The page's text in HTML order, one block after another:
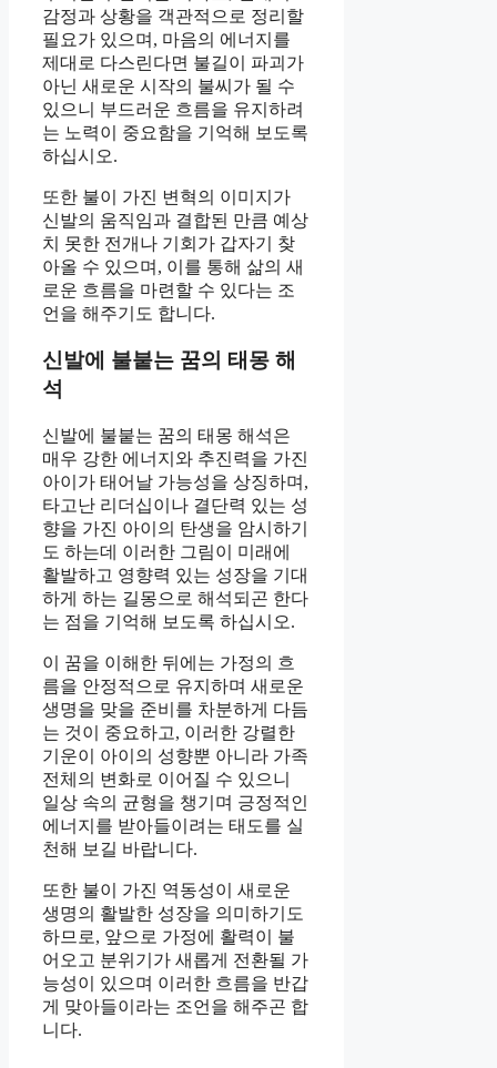
감정과 상황을 객관적으로 정리할
필요가 있으며, 마음의 에너지를
제대로 다스린다면 불길이 파괴가
아닌 새로운 시작의 불씨가 될 수
있으니 부드러운 흐름을 유지하려
는 노력이 중요함을 기억해 보도록
하십시오.
또한 불이 가진 변혁의 이미지가
신발의 움직임과 결합된 만큼 예상
치 못한 전개나 기회가 갑자기 찾
아올 수 있으며, 이를 통해 삶의 새
로운 흐름을 마련할 수 있다는 조
언을 해주기도 합니다.
신발에 불붙는 꿈의 태몽 해
석
신발에 불붙는 꿈의 태몽 해석은
매우 강한 에너지와 추진력을 가진
아이가 태어날 가능성을 상징하며,
타고난 리더십이나 결단력 있는 성
향을 가진 아이의 탄생을 암시하기
도 하는데 이러한 그림이 미래에
활발하고 영향력 있는 성장을 기대
하게 하는 길몽으로 해석되곤 한다
는 점을 기억해 보도록 하십시오.
이 꿈을 이해한 뒤에는 가정의 흐
름을 안정적으로 유지하며 새로운
생명을 맞을 준비를 차분하게 다듬
는 것이 중요하고, 이러한 강렬한
기운이 아이의 성향뿐 아니라 가족
전체의 변화로 이어질 수 있으니
일상 속의 균형을 챙기며 긍정적인
에너지를 받아들이려는 태도를 실
천해 보길 바랍니다.
또한 불이 가진 역동성이 새로운
생명의 활발한 성장을 의미하기도
하므로, 앞으로 가정에 활력이 불
어오고 분위기가 새롭게 전환될 가
능성이 있으며 이러한 흐름을 반갑
게 맞아들이라는 조언을 해주곤 합
니다.